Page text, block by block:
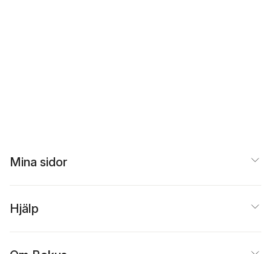
Mina sidor
Hjälp